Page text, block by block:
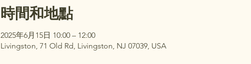
時間和地點
2025年6月15日 10:00 – 12:00
Livingston, 71 Old Rd, Livingston, NJ 07039, USA